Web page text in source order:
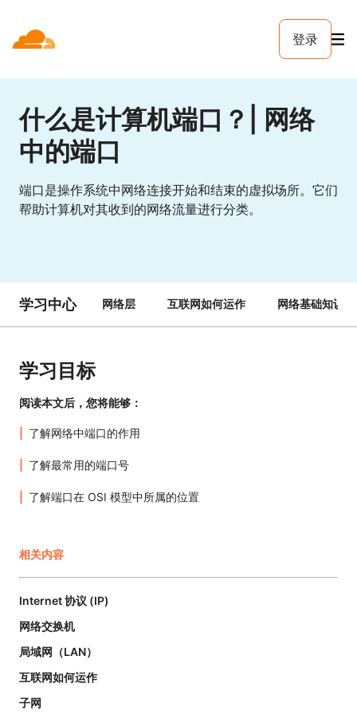
登录
什么是计算机端口？| 网络
中的端口
端口是操作系统中网络连接开始和结束的虚拟场所。它们
帮助计算机对其收到的网络流量进行分类。
学习中心 网络层 互联网如何运作 网络基础知识
学习目标
阅读本文后，您将能够：
了解网络中端口的作用
了解最常用的端口号
了解端口在 OSI 模型中所属的位置
相关内容
Internet 协议 (IP)
网络交换机
局域网（LAN）
互联网如何运作
子网